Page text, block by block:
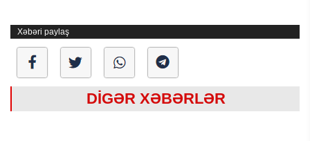
Xəbəri paylaş
DİGƏR XƏBƏRLƏR